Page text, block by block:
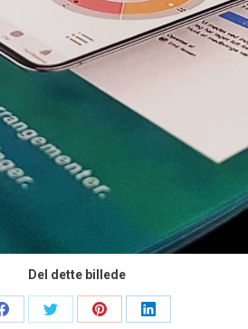
Del dette billede
Share Share Share Share